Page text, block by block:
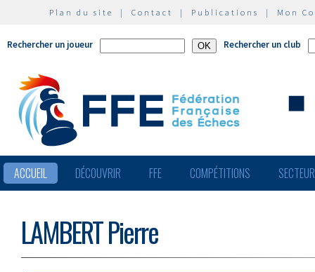
Plan du site | Contact | Publications | Mon
Rechercher un joueur Rechercher un club
ACCUEIL DÉCOUVRIR FFE COMPÉTITIONS
LAMBERT Pierre